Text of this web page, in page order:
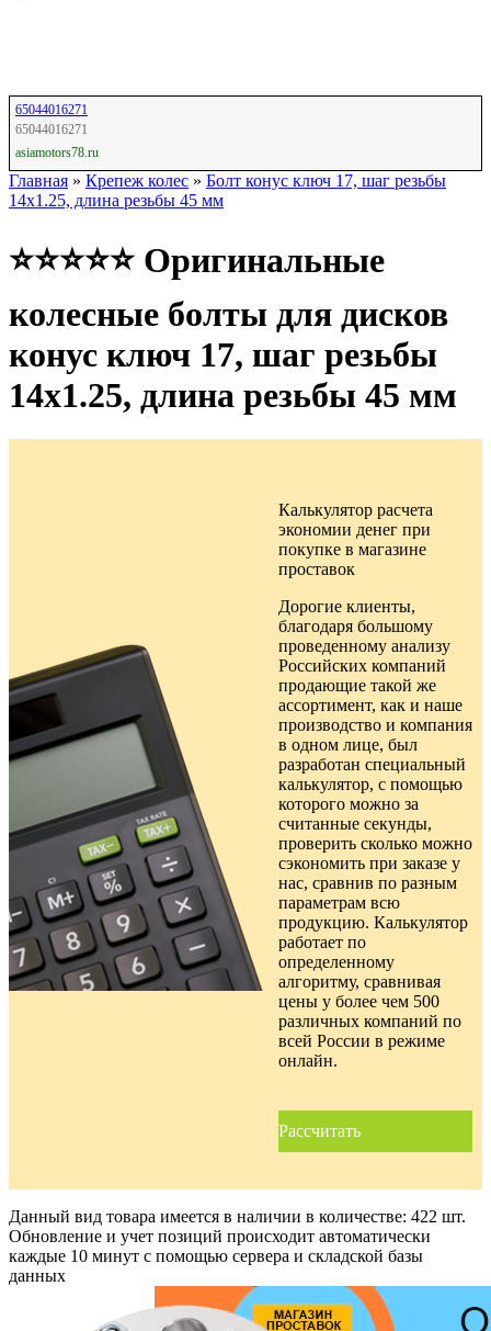
65044016271
65044016271
asiamotors78.ru
Главная » Крепеж колес » Болт конус ключ 17, шаг резьбы
14х1.25, длина резьбы 45 мм
⭐⭐⭐⭐⭐ Оригинальные
колесные болты для дисков
конус ключ 17, шаг резьбы
14х1.25, длина резьбы 45 мм
Калькулятор расчета
экономии денег при
покупке в магазине
проставок
Дорогие клиенты,
благодаря большому
проведенному анализу
Российских компаний
продающие такой же
ассортимент, как и наше
производство и компания
в одном лице, был
разработан специальный
калькулятор, с помощью
которого можно за
считанные секунды,
проверить сколько можно
сэкономить при заказе у
нас, сравнив по разным
параметрам всю
продукцию. Калькулятор
работает по
определенному
алгоритму, сравнивая
цены у более чем 500
различных компаний по
всей России в режиме
онлайн.
Рассчитать
Данный вид товара имеется в наличии в количестве: 422 шт.
Обновление и учет позиций происходит автоматически
каждые 10 минут с помощью сервера и складской базы
данных